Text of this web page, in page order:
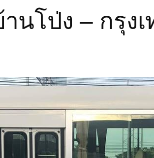
โป่ง – กรุงเ